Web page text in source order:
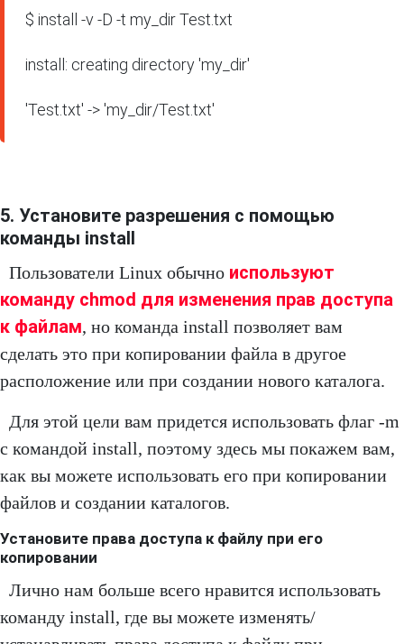
$ install -v -D -t my_dir Test.txt
install: creating directory 'my_dir'
'Test.txt' -> 'my_dir/Test.txt'
5. Установите разрешения с помощью
команды install
Пользователи Linux обычно используют
команду chmod для изменения прав доступа
к файлам, но команда install позволяет вам
сделать это при копировании файла в другое
расположение или при создании нового каталога.
Для этой цели вам придется использовать флаг -m
с командой install, поэтому здесь мы покажем вам,
как вы можете использовать его при копировании
файлов и создании каталогов.
Установите права доступа к файлу при его
копировании
Лично нам больше всего нравится использовать
команду install, где вы можете изменять/